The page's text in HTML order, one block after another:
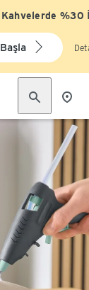
Kahvelerde %30